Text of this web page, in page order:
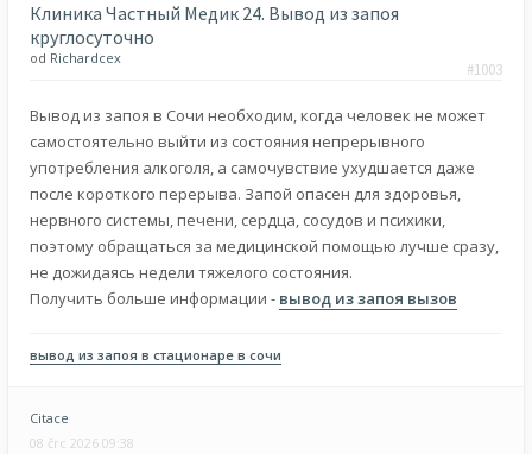
Клиника Частный Медик 24. Вывод из запоя
круглосуточно
#1003
od Richardcex
Вывод из запоя в Сочи необходим, когда человек не может
самостоятельно выйти из состояния непрерывного
употребления алкоголя, а самочувствие ухудшается даже
после короткого перерыва. Запой опасен для здоровья,
нервного системы, печени, сердца, сосудов и психики,
поэтому обращаться за медицинской помощью лучше сразу,
не дожидаясь недели тяжелого состояния.
Получить больше информации - вывод из запоя вызов
вывод из запоя в стационаре в сочи
Citace
08 črc 2026 09:38